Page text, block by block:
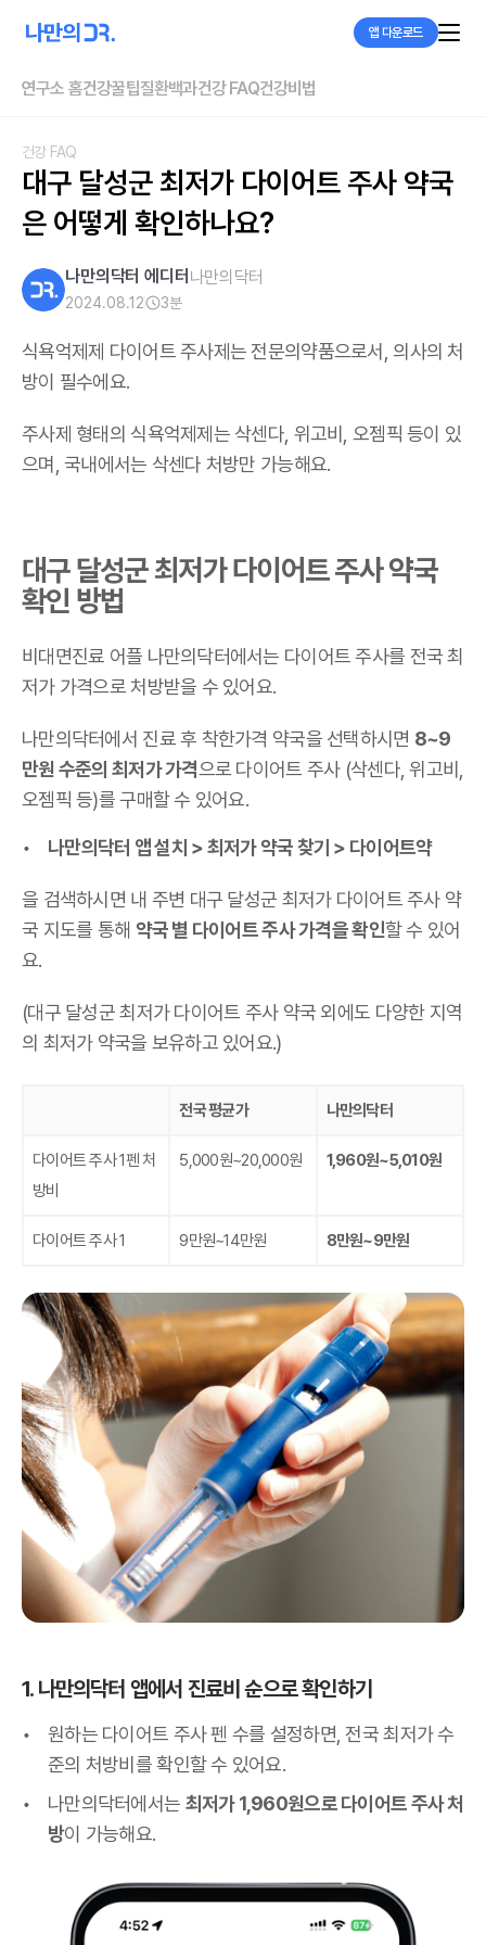
앱 다운로드
연구소 홈건강꿀팁질환백과건강 FAQ건강비법
건강 FAQ
대구 달성군 최저가 다이어트 주사 약국
은 어떻게 확인하나요?
나만의닥터 에디터 나만의닥터
2024.08.12 3분
식욕억제제 다이어트 주사제는 전문의약품으로서, 의사의 처
방이 필수에요.
주사제 형태의 식욕억제제는 삭센다, 위고비, 오젬픽 등이 있
으며,국내에서는 삭센다 처방만 가능해요.
대구 달성군 최저가 다이어트 주사 약국
확인 방법
비대면진료 어플 나만의닥터에서는 다이어트 주사를 전국 최
저가 가격으로 처방받을 수 있어요.
나만의닥터에서 진료 후 착한가격 약국을 선택하시면 8~9
만원 수준의 최저가 가격으로 다이어트 주사 (삭센다, 위고비,
오젬픽 등)를 구매할 수 있어요.
나만의닥터 앱 설치 > 최저가 약국 찾기 > 다이어트약
을 검색하시면 내 주변 대구 달성군 최저가 다이어트 주사 약
국 지도를 통해 약국 별 다이어트 주사 가격을 확인할 수 있어
요.
(대구 달성군 최저가 다이어트 주사 약국 외에도 다양한 지역
의 최저가 약국을 보유하고 있어요.)
전국 평균가 나만의닥터
다이어트 주사 1펜 처
방비
5,000원~20,000원 1,960원~5,010원
다이어트 주사 1 9만원~14만원 8만원~9만원
1. 나만의닥터 앱에서 진료비 순으로 확인하기
원하는 다이어트 주사 펜 수를 설정하면, 전국 최저가 수
준의 처방비를 확인할 수 있어요.
나만의닥터에서는 최저가 1,960원으로 다이어트 주사 처
방이 가능해요.